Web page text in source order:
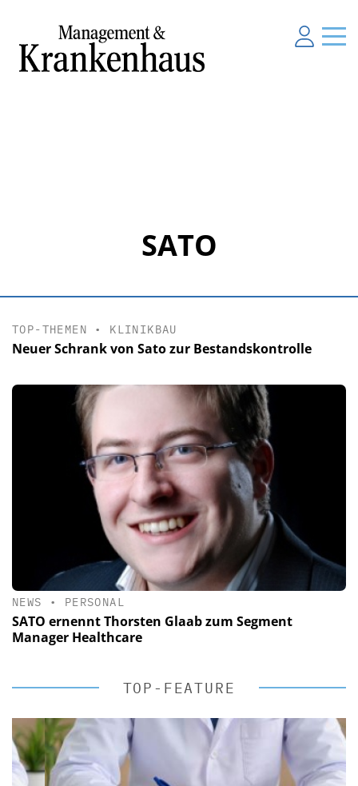
SATO
TOP-THEMEN • KLINIKBAU
Neuer Schrank von Sato zur Bestandskontrolle
NEWS • PERSONAL
SATO ernennt Thorsten Glaab zum Segment
Manager Healthcare
TOP-FEATURE